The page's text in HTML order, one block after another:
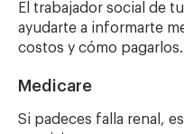
El trabajador social de
ayudarte a informarte
costos y cómo pagarlos.
Medicare
Si padeces falla renal,